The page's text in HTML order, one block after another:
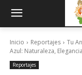
Inicio Reportajes
Tu
Azul: Naturaleza,
Reportajes